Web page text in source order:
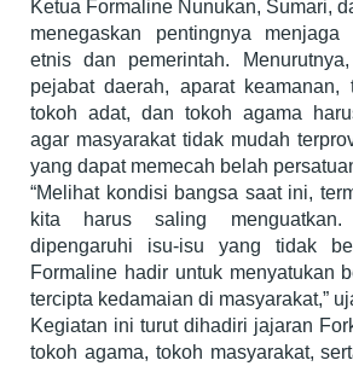
Ketua Formaline Nunukan, Sumari,
menegaskan pentingnya
etnis dan pemerintah.
pejabat daerah, aparat keamanan,
tokoh adat, dan tokoh agama
agar masyarakat tidak mudah
yang dapat memecah belah
“Melihat kondisi bangsa saat ini,
kita harus saling
dipengaruhi isu-isu yang tidak
Formaline hadir untuk menyatukan
tercipta kedamaian di masyarakat,”
Kegiatan ini turut dihadiri jajaran
tokoh agama, tokoh masyarakat,